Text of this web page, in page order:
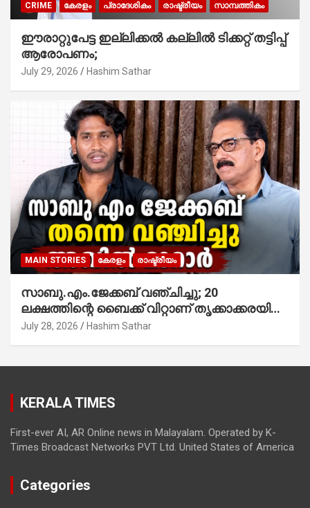
CRIME കേരളം പ്രാദേശികം രാഷ്ട്രീയം സാമ്പത്തികം
ഈരാറ്റുപേട്ട ഇല്ലിക്കൽ കല്ലിൽ ടിക്കറ്റ് തട്ടിപ്പ്
ആരോപണം;
July 29, 2026 Hashim Sathar
MAIN STORIES കേരളം രാഷ്ട്രീയം
സാബു.എം.ജേക്കബ് വഞ്ചിച്ചു; 20
ലക്ഷത്തിന്റെ ബൈക്ക് വിറ്റാണ് തൃക്കാക്കരയില്‍
മത്സരിച്ചത്! പ്രചാരണത്തിന് രണ്ടേ രണ്ടുപേര്‍
അഖില്‍ മാരാര്‍ ട്വന്റി 20 വിട്ടു
July 28, 2026 Hashim Sathar
KERALA TIMES
First-ever AI, AR Online news in Malayalam. Operated by K-
Times Broadcast Networks PVT Ltd. United States of America
Categories